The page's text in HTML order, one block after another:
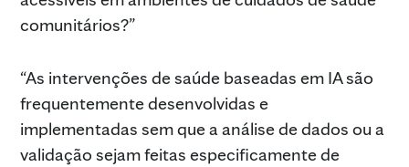
comunitários?”
“As intervenções de saúde baseadas em IA são
frequentemente desenvolvidas e
implementadas sem que a análise de dados ou a
validação sejam feitas especificamente de